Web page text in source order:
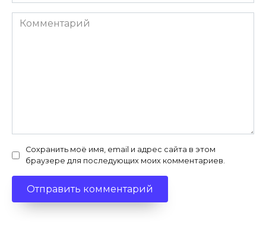
Комментарий
Сохранить моё имя, email и адрес сайта в этом
браузере для последующих моих комментариев.